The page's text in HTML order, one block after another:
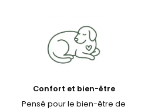
Confort et bien-être
Pensé pour le bien-être de